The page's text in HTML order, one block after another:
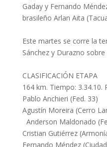
Gaday y Fernando
brasileño Arlan Aita
Este martes se corre la
Sánchez y Durazno sobre
CLASIFICACIÓN ETAPA
164 km. Tiempo: 3.34.10.
Pablo Anchieri (Fed. 33)
Agustín Moreira (Cerro
Anderson Maldonado
Cristian Gutiérrez
Fernando Méndez